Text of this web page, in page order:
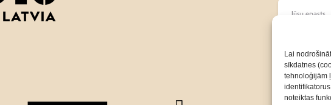
Lai
sīkdatnes
tehnoloģijām
noteiktas
Seko mums:
Par Mums